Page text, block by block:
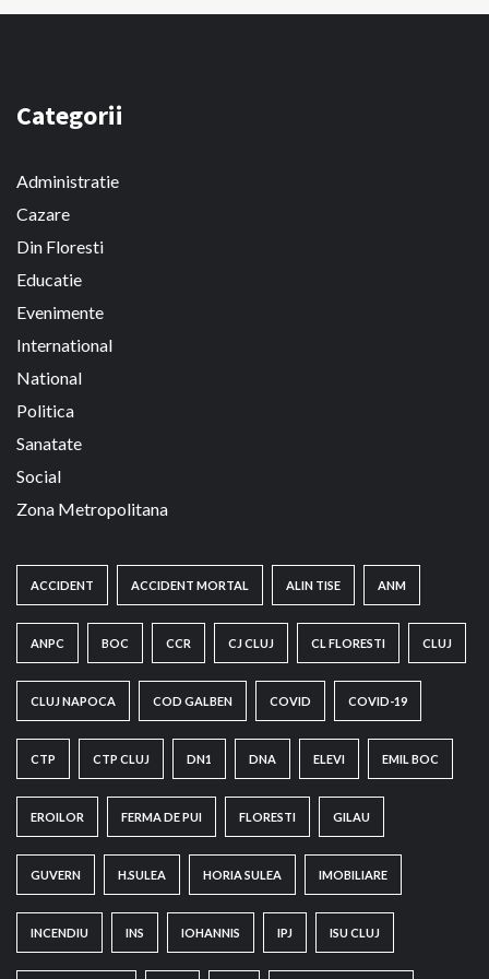
Categorii
Administratie
Cazare
Din Floresti
Educatie
Evenimente
International
National
Politica
Sanatate
Social
Zona Metropolitana
ACCIDENT ACCIDENT MORTAL ALIN TISE ANM
ANPC BOC CCR CJ CLUJ CL FLORESTI CLUJ
CLUJ NAPOCA COD GALBEN COVID COVID-19
CTP CTP CLUJ DN1 DNA ELEVI EMIL BOC
EROILOR FERMA DE PUI FLORESTI GILAU
GUVERN H.SULEA HORIA SULEA IMOBILIARE
INCENDIU INS IOHANNIS IPJ ISU CLUJ